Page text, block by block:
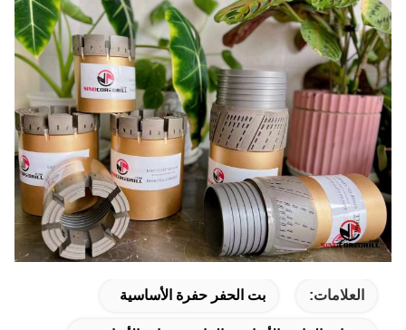
العلامات: بت الحفر حفرة الأساسية